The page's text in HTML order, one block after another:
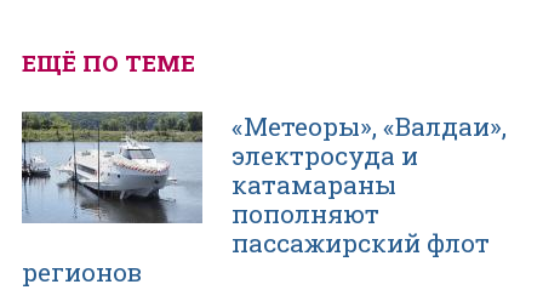
ЕЩЁ ПО ТЕМЕ
«Метеоры», «Валдаи»,
электросуда и
катамараны
пополняют
пассажирский флот
регионов